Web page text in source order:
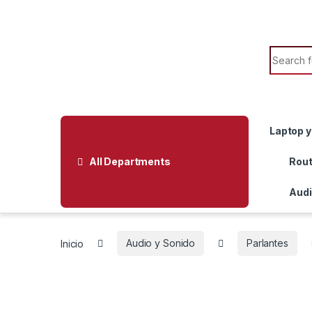
Search
All Departments
Laptop
Inicio Audio y Sonido Parlantes